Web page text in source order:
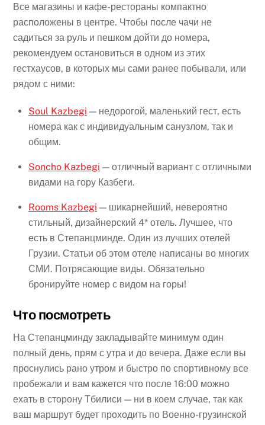
Все магазины и кафе-рестораны компактно
расположены в центре. Чтобы после чачи не
садиться за руль и пешком дойти до номера,
рекомендуем остановиться в одном из этих
гестхаусов, в которых мы сами ранее побывали, или
рядом с ними:
Soul Kazbegi — недорогой, маленький гест, есть
номера как с индивидуальным санузлом, так и
общим.
Soncho Kazbegi — отличный вариант с отличными
видами на гору Казбеги.
Rooms Kazbegi — шикарнейший, невероятно
стильный, дизайнерский 4* отель. Лучшее, что
есть в Степанцминде. Один из лучших отелей
Грузии. Статьи об этом отеле написаны во многих
СМИ. Потрясающие виды. Обязательно
бронируйте номер с видом на горы!
Что посмотреть
На Степанцминду закладывайте минимум один
полный день, прям с утра и до вечера. Даже если вы
проснулись рано утром и быстро по спортивному все
пробежали и вам кажется что после 16:00 можно
ехать в сторону Тбилиси — ни в коем случае, так как
ваш маршрут будет проходить по Военно-грузинской